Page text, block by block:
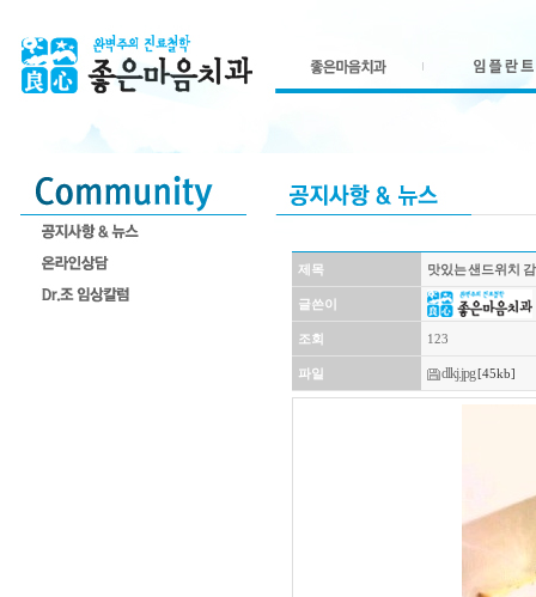
제목 맛있는 샌드위치
글쓴이
조회 123
파일 dlkj.jpg[45kb]